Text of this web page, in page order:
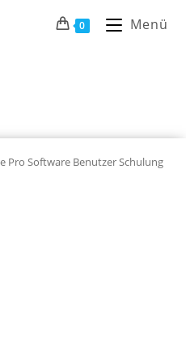
0 Menü
Pro Software Benutzer Schulung